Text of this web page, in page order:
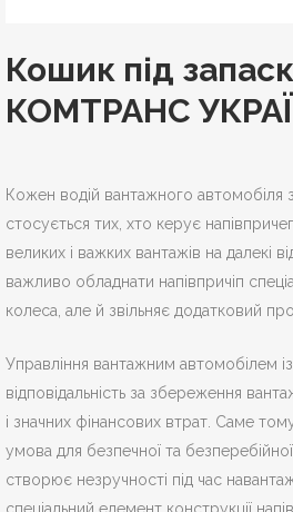
Кошик під
КОМТРАНС
Кожен водій вантажного автомобіля
стосується тих, хто керує
великих і важких вантажів на далекі
важливо обладнати напівпричіп
колеса, але й звільняє додатковий
Управління вантажним автомобілем
відповідальність за збереження
і значних фінансових втрат. Саме
умова для безпечної та
створює незручності під час